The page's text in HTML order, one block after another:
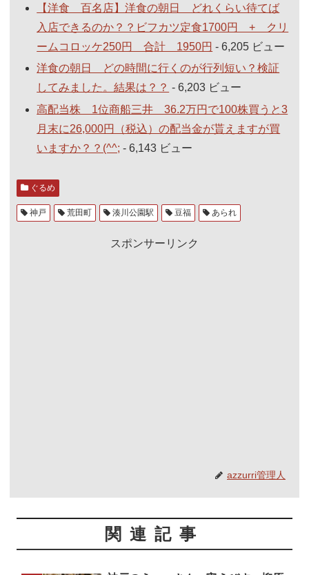
【洋食 百名店】洋食の朝日 どれくらい待てば
入店できるのか？？ビフカツ定食1700円 + クリ
ームコロッケ250円 合計 1950円 - 6,205 ビュー
洋食の朝日 どの時間に行くのが行列短い？検証
してみました。結果は？？ - 6,203 ビュー
高配当株 1位商船三井 36.2万円で100株買うと3
月末に26,000円（税込）の配当金が貰えますが買
いますか？？(^^; - 6,143 ビュー
ぐるめ
神戸 荒田町 湊川公園駅 豆福 あられ
スポンサーリンク
azzurri管理人
関連記事